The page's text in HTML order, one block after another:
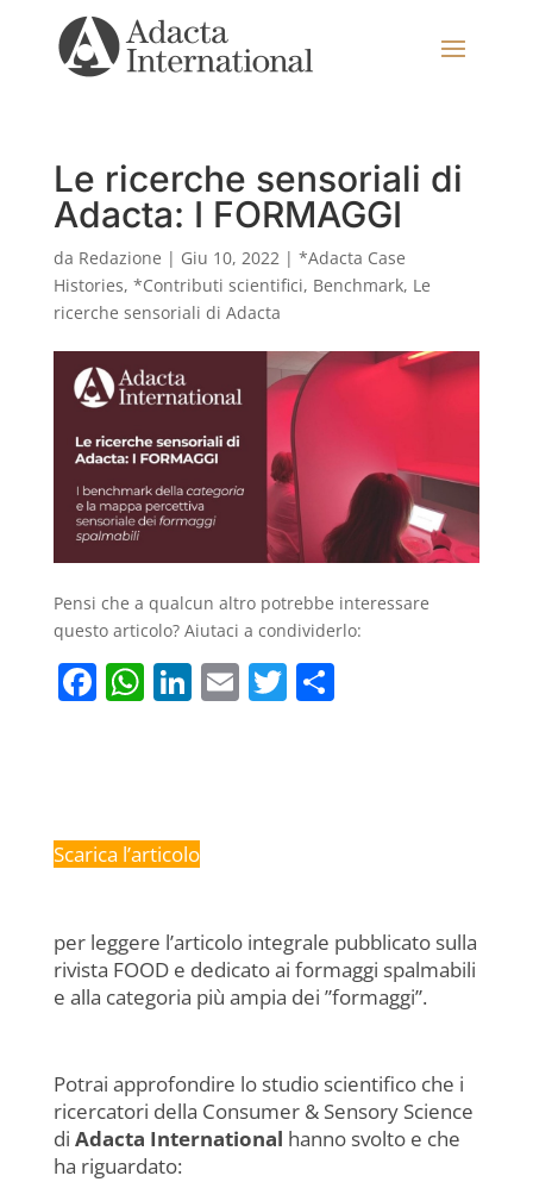
Le ricerche sensoriali di
Adacta: I FORMAGGI
da Redazione | Giu 10, 2022| *Adacta Case
Histories, *Contributi scientifici, Benchmark, Le
ricerche sensoriali di Adacta
Pensi che a qualcun altro potrebbe interessare
questo articolo? Aiutaci a condividerlo:
F
b
o
k
W
A
p
Li
dI
n
E T C
Scarica l’articolo
per leggere l’articolo integrale pubblicato sulla
rivista FOOD e dedicato ai formaggi spalmabili
e alla categoria più ampia dei ”formaggi”.
Potrai approfondire lo studio scientifico che i
ricercatori della Consumer & Sensory Science
di Adacta International hanno svolto e che
ha riguardato: